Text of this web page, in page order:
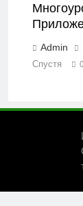
Admin
Спустя
0